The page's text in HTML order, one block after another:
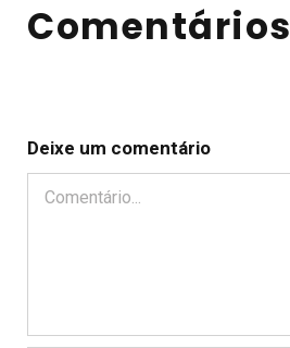
Comentários
Deixe um comentário
Comentário